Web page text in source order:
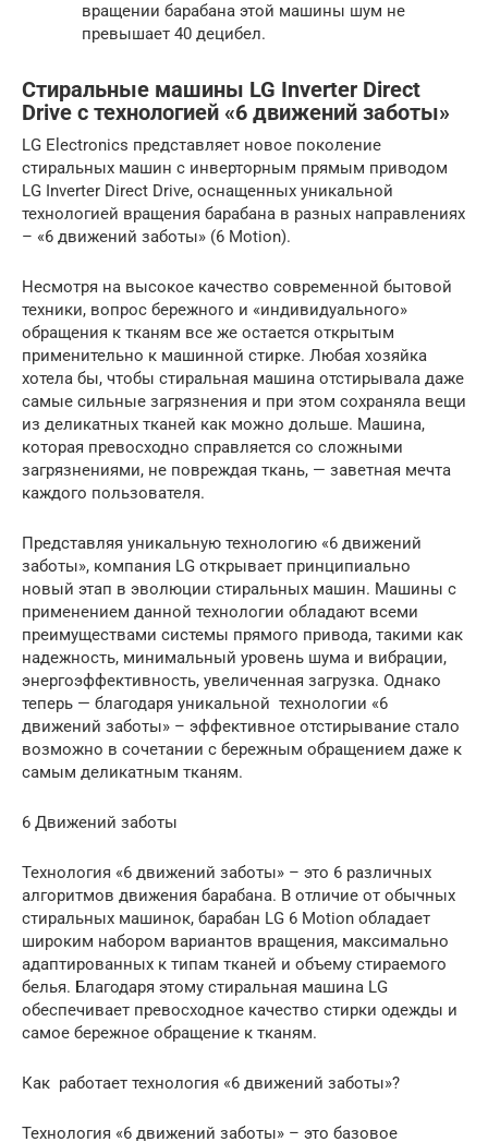
вращении барабана этой машины шум не
превышает 40 децибел.
Стиральные машины LG Inverter Direct
Drive с технологией «6 движений заботы»
LG Electronics представляет новое поколение
стиральных машин с инверторным прямым приводом
LG Inverter Direct Drive, оснащенных уникальной
технологией вращения барабана в разных направлениях
– «6 движений заботы» (6 Motion).
Несмотря на высокое качество современной бытовой
техники, вопрос бережного и «индивидуального»
обращения к тканям все же остается открытым
применительно к машинной стирке. Любая хозяйка
хотела бы, чтобы стиральная машина отстирывала даже
самые сильные загрязнения и при этом сохраняла вещи
из деликатных тканей как можно дольше. Машина,
которая превосходно справляется со сложными
загрязнениями, не повреждая ткань, — заветная мечта
каждого пользователя.
Представляя уникальную технологию «6 движений
заботы», компания LG открывает принципиально
новый этап в эволюции стиральных машин. Машины с
применением данной технологии обладают всеми
преимуществами системы прямого привода, такими как
надежность, минимальный уровень шума и вибрации,
энергоэффективность, увеличенная загрузка. Однако
теперь — благодаря уникальной технологии «6
движений заботы» – эффективное отстирывание стало
возможно в сочетании с бережным обращением даже к
самым деликатным тканям.
6 Движений заботы
Технология «6 движений заботы» – это 6 различных
алгоритмов движения барабана. В отличие от обычных
стиральных машинок, барабан LG 6 Motion обладает
широким набором вариантов вращения, максимально
адаптированных к типам тканей и объему стираемого
белья. Благодаря этому стиральная машина LG
обеспечивает превосходное качество стирки одежды и
самое бережное обращение к тканям.
Как работает технология «6 движений заботы»?
Технология «6 движений заботы» – это базовое